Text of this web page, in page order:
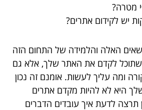
מטרה?
יש לקידום אתרים?
האלה והלמידה של התחום הזה
לקדם את האתר שלך, אלא גם
ומה עליך לעשות. אומנם זה נכון
היא לא להיות מקדם אתרים
תרצה לדעת איך עובדים הדברים